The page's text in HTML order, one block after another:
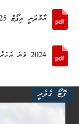
އާމްދަނީ ރިޕޯޓް 2025 (ޖަނަވަރީ މަހުގެ އާމްދަނީ ރިޕޯޓް ޢާންމު ކުރުން)
2024 ވަނަ އަހަރު ފުރަތަމަ ހަމަސް ދުވަހުގެ ރިޕޯރޓް
ފޮޓޯ ގެލެރީ